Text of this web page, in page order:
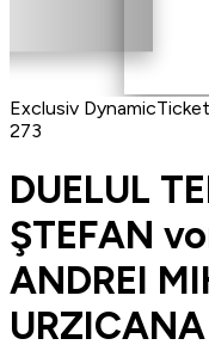
Exclusiv
273
DUELUL
ŞTEFAN
ANDREI
URZICANA